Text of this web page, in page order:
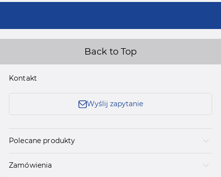
Back to Top
Kontakt
Wyślij zapytanie
Polecane produkty
Zamówienia